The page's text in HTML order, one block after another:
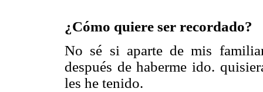
¿Cómo quiere ser recordado?
No sé si aparte de mis
después de haberme ido.
les he tenido.